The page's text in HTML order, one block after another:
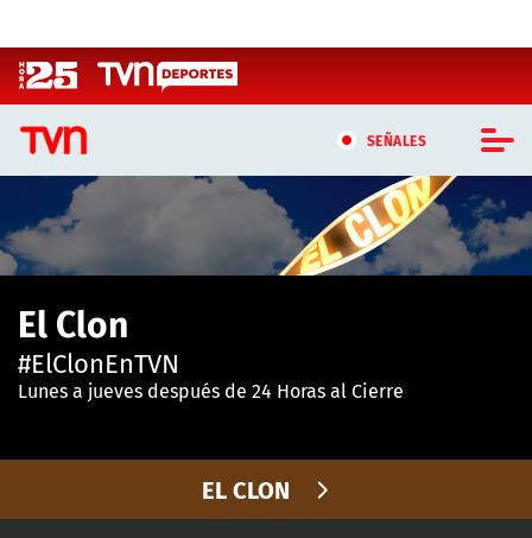
SEÑALES
CASTING MASTERCHEF CHILE
CASTING TVN VERTICAL
TVN VERTICAL
TVN PLAY
El Clon
#ElClonEnTVN
Lunes a jueves después de 24 Horas al Cierre
EL CLON